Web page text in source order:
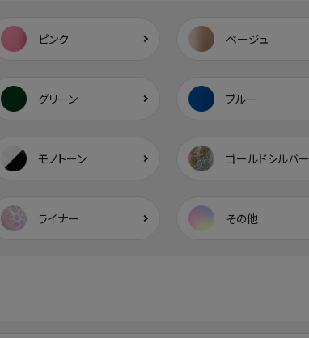
ピンク ベージュ
グリーン ブルー
モノトーン ゴールドシルバー
ライナー その他